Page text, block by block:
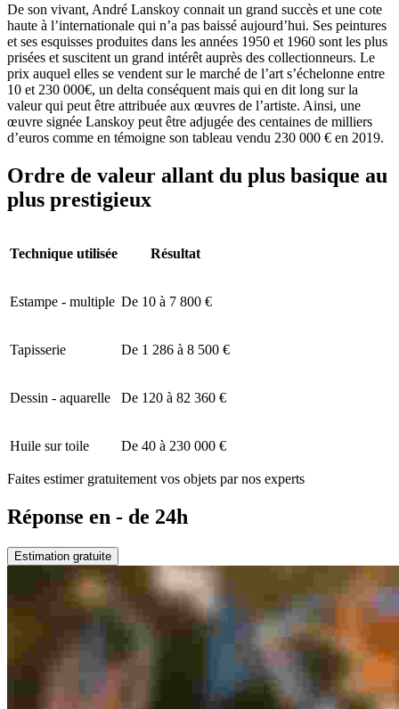
De son vivant, André Lanskoy connait un grand succès et une cote
haute à l’internationale qui n’a pas baissé aujourd’hui. Ses peintures
et ses esquisses produites dans les années 1950 et 1960 sont les plus
prisées et suscitent un grand intérêt auprès des collectionneurs. Le
prix auquel elles se vendent sur le marché de l’art s’échelonne entre
10 et 230 000€, un delta conséquent mais qui en dit long sur la
valeur qui peut être attribuée aux œuvres de l’artiste. Ainsi, une
œuvre signée Lanskoy peut être adjugée des centaines de milliers
d’euros comme en témoigne son tableau vendu 230 000 € en 2019.
Ordre de valeur allant du plus basique au
plus prestigieux
Technique utilisée Résultat
Estampe - multiple De 10 à 7 800 €
Tapisserie De 1 286 à 8 500 €
Dessin - aquarelle De 120 à 82 360 €
Huile sur toile De 40 à 230 000 €
Faites estimer gratuitement vos objets par nos experts
Réponse en - de 24h
Estimation gratuite